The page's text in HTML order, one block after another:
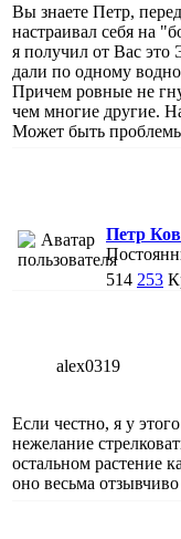
Вы знаете Петр,
настраивал себя на
я получил от Вас это
дали по одному
Причем ровные не
чем многие другие.
Может быть
Петр
514 253
alex0319
Если честно, я у
нежелание
остальном растение
оно весьма отзывчиво